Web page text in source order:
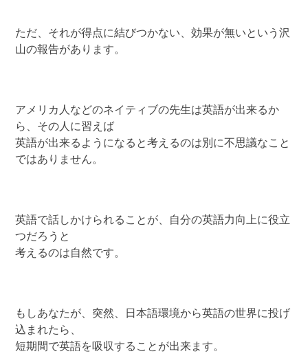
ただ、それが得点に結びつかない、効果が無いという沢
山の報告があります。
アメリカ人などのネイティブの先生は英語が出来るか
ら、その人に習えば
英語が出来るようになると考えるのは別に不思議なこと
ではありません。
英語で話しかけられることが、自分の英語力向上に役立
つだろうと
考えるのは自然です。
もしあなたが、突然、日本語環境から英語の世界に投げ
込まれたら、
短期間で英語を吸収することが出来ます。